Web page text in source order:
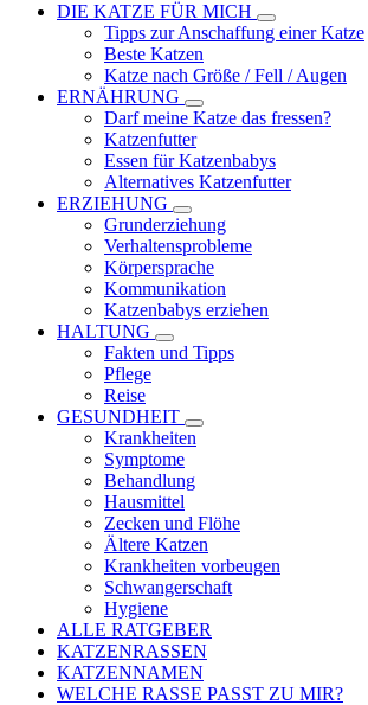
DIE KATZE FÜR MICH
Tipps zur Anschaffung einer Katze
Beste Katzen
Katze nach Größe / Fell / Augen
ERNÄHRUNG
Darf meine Katze das fressen?
Katzenfutter
Essen für Katzenbabys
Alternatives Katzenfutter
ERZIEHUNG
Grunderziehung
Verhaltensprobleme
Körpersprache
Kommunikation
Katzenbabys erziehen
HALTUNG
Fakten und Tipps
Pflege
Reise
GESUNDHEIT
Krankheiten
Symptome
Behandlung
Hausmittel
Zecken und Flöhe
Ältere Katzen
Krankheiten vorbeugen
Schwangerschaft
Hygiene
ALLE RATGEBER
KATZENRASSEN
KATZENNAMEN
WELCHE RASSE PASST ZU MIR?